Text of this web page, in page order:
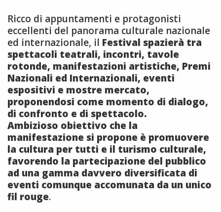
Ricco di appuntamenti e protagonisti
eccellenti del panorama culturale nazionale
ed internazionale, il Festival spazierà tra
spettacoli teatrali, incontri, tavole
rotonde, manifestazioni artistiche, Premi
Nazionali ed Internazionali, eventi
espositivi e mostre mercato,
proponendosi come momento di dialogo,
di confronto e di spettacolo.
Ambizioso obiettivo che la
manifestazione si propone è promuovere
la cultura per tutti e il turismo culturale,
favorendo la partecipazione del pubblico
ad una gamma davvero diversificata di
eventi comunque accomunata da un unico
fil rouge.